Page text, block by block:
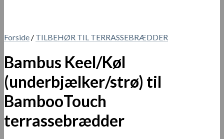
Forside / TILBEHØR TIL TERRASSEBRÆDDER
Bambus Keel/Køl
(underbjælker/strø) til
BambooTouch
terrassebrædder